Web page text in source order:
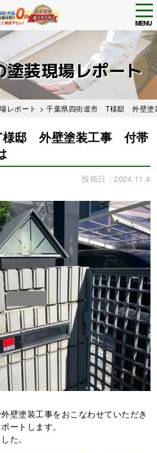
MENU
塗装現場レポート
レポート > 千葉県四街道市 T様邸 外壁塗
邸 外壁塗装工事 付帯
投稿日：2024.11.4
壁塗装工事をおこなわせていただき
ートします。
た。